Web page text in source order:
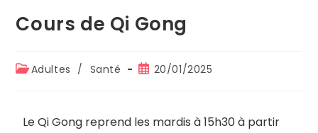
Cours de Qi Gong
Adultes / Santé 20/01/2025
Le Qi Gong reprend les mardis à 15h30 à partir